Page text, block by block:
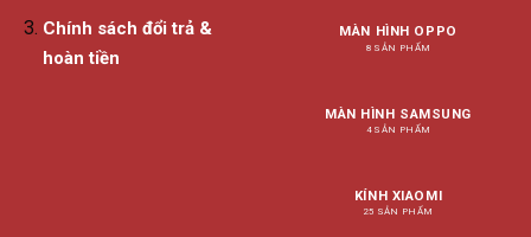
Chính sách đổi trả &
hoàn tiền
MÀN HÌNH OPPO
8 SẢN PHẨM
MÀN HÌNH SAMSUNG
4 SẢN PHẨM
KÍNH XIAOMI
25 SẢN PHẨM